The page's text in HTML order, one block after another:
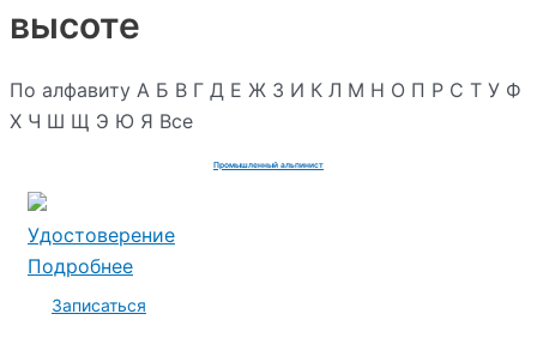
высоте
По алфавиту А Б В Г Д Е Ж З И К Л М Н О П Р С Т У Ф
Х Ч Ш Щ Э Ю Я Все
Промышленный альпинист
Удостоверение
Подробнее
Записаться